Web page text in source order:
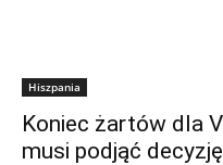
Hiszpania
Koniec żartów dla
musi podjąć decyzję